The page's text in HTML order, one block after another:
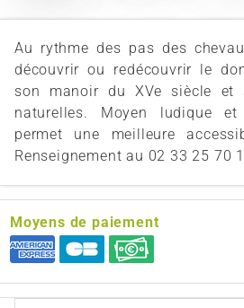
Au rythme des pas des
découvrir ou redécouvrir le
son manoir du XVe siècle et
naturelles. Moyen ludique et
permet une meilleure
Renseignement au 02 33 25 70
Moyens de paiement